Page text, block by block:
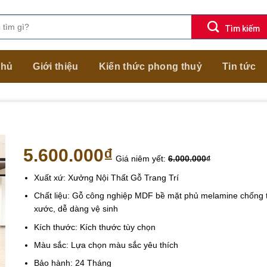
Giới thiệu Kiến thức phong thuỷ Tin tức
5.600.000₫ Giá niêm yết: 6.000.000₫
Xuất xứ: Xưởng Nội Thất Gỗ Trang Trí
Chất liệu: Gỗ công nghiệp MDF bề mặt phủ melamine chống
xước, dễ dàng vệ sinh
Kích thước: Kích thước tùy chọn
Màu sắc: Lựa chọn màu sắc yêu thích
Bảo hành: 24 Tháng